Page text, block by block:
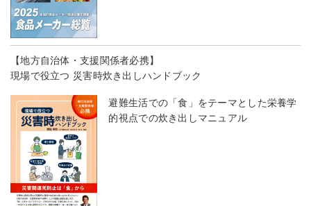
【地方自治体・支援関係者必携】
現場で役立つ 災害時炊き出しハンドブック
避難生活での「食」をテーマとした栄養学
的視点での炊き出しマニュアル